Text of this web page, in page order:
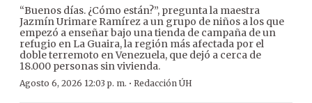
“Buenos días. ¿Cómo están?”, pregunta la maestra
Jazmín Urimare Ramírez a un grupo de niños a los que
empezó a enseñar bajo una tienda de campaña de un
refugio en La Guaira, la región más afectada por el
doble terremoto en Venezuela, que dejó a cerca de
18.000 personas sin vivienda.
Agosto 6, 2026 12:03 p. m. · Redacción ÚH